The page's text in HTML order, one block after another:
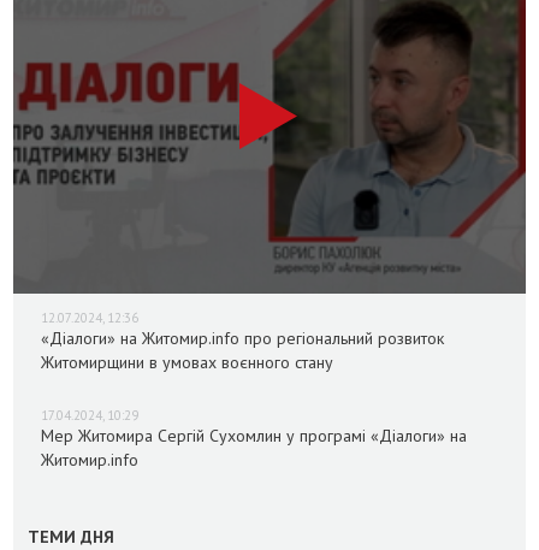
12.07.2024, 12:36
«Діалоги» на Житомир.info про регіональний розвиток
Житомирщини в умовах воєнного стану
17.04.2024, 10:29
Мер Житомира Сергій Сухомлин у програмі «Діалоги» на
Житомир.info
ТЕМИ ДНЯ